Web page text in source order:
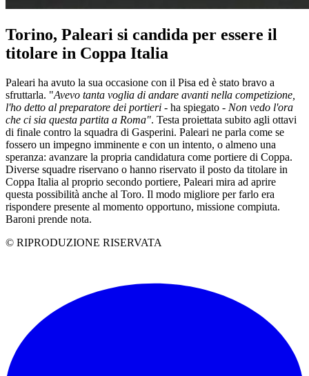
Torino, Paleari si candida per essere il
titolare in Coppa Italia
Paleari ha avuto la sua occasione con il Pisa ed è stato bravo a
sfruttarla. "Avevo tanta voglia di andare avanti nella competizione,
l'ho detto al preparatore dei portieri - ha spiegato - Non vedo l'ora
che ci sia questa partita a Roma". Testa proiettata subito agli ottavi
di finale contro la squadra di Gasperini. Paleari ne parla come se
fossero un impegno imminente e con un intento, o almeno una
speranza: avanzare la propria candidatura come portiere di Coppa.
Diverse squadre riservano o hanno riservato il posto da titolare in
Coppa Italia al proprio secondo portiere, Paleari mira ad aprire
questa possibilità anche al Toro. Il modo migliore per farlo era
rispondere presente al momento opportuno, missione compiuta.
Baroni prende nota.
© RIPRODUZIONE RISERVATA